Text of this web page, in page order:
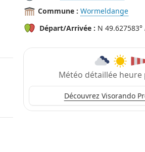
Commune : Wormeldange
Départ/Arrivée : N 49.627583°
Météo détaillée heure
Découvrez Visorando